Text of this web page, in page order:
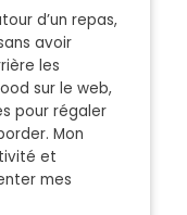
d’un repas,
avoir
les
sur le web,
pour régaler
Mon
et
mes